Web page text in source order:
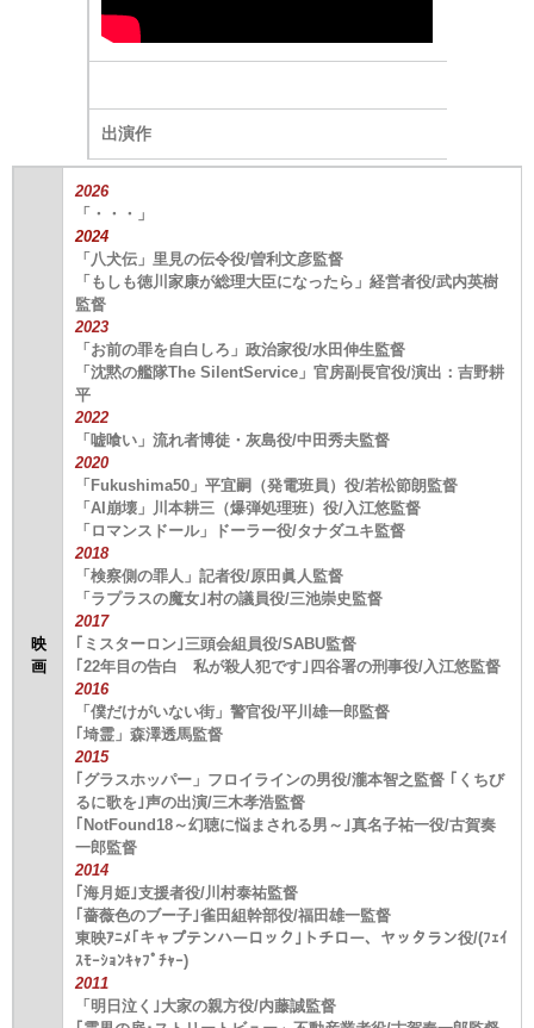
出演作
映
画
2026
「・・・」
2024
「八犬伝」里見の伝令役/曽利文彦監督
「もしも徳川家康が総理大臣になったら」経営者役/武内英樹
監督
2023
「お前の罪を自白しろ」政治家役/水田伸生監督
「沈黙の艦隊The SilentService」官房副長官役/演出：吉野耕
平
2022
「嘘喰い」流れ者博徒・灰島役/中田秀夫監督
2020
「Fukushima50」平宜嗣（発電班員）役/若松節朗監督
「AI崩壊」川本耕三（爆弾処理班）役/入江悠監督
「ロマンスドール」ドーラー役/タナダユキ監督
2018
「検察側の罪人」記者役/原田眞人監督
「ラプラスの魔女｣村の議員役/三池崇史監督
2017
｢ミスターロン｣三頭会組員役/SABU監督
｢22年目の告白 私が殺人犯です｣四谷署の刑事役/入江悠監督
2016
「僕だけがいない街」警官役/平川雄一郎監督
｢埼霊」森澤透馬監督
2015
｢グラスホッパー」フロイラインの男役/瀧本智之監督 ｢くちび
るに歌を｣声の出演/三木孝浩監督
｢NotFound18～幻聴に悩まされる男～｣真名子祐一役/古賀奏
一郎監督
2014
｢海月姫｣支援者役/川村泰祐監督
｢薔薇色のブー子｣雀田組幹部役/福田雄一監督
東映ｱﾆﾒ｢キャプテンハーロック｣トチロー、ヤッタラン役/(ﾌｪｲ
ｽﾓｰｼｮﾝｷｬﾌﾟﾁｬｰ)
2011
「明日泣く｣大家の親方役/内藤誠監督